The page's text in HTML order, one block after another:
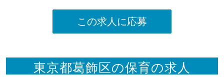
この求人に応募
東京都葛飾区の保育の求人